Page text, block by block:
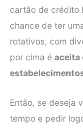
cartão de crédito
chance de ter
rotativos, com
por cima é aceita
Então, se deseja
tempo e pedir